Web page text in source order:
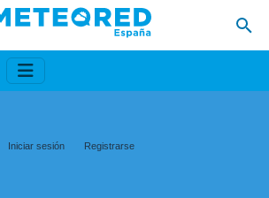
Iniciar sesión Registrarse